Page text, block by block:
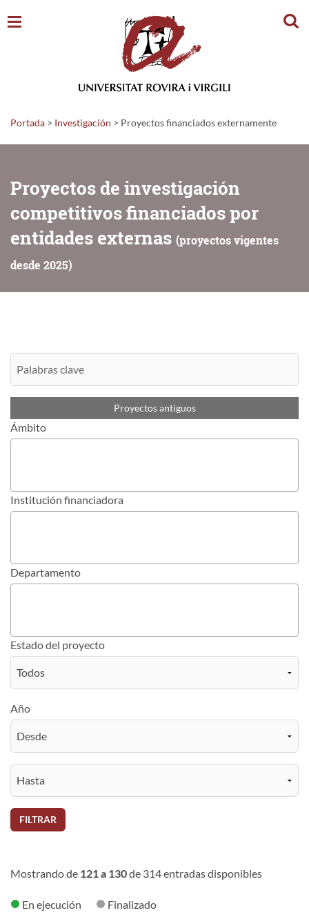
Portada > Investigación > Proyectos financiados externamente
Proyectos de investigación
competitivos financiados por
entidades externas (proyectos vigentes
desde 2025)
Proyectos antiguos
Ámbito
Institución financiadora
Departamento
Estado del proyecto
Año
FILTRAR
Mostrando de 121 a 130de 314 entradas disponibles
En ejecución Finalizado